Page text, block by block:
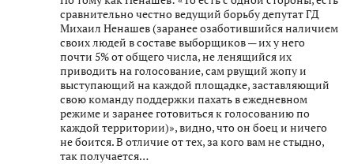
сравнительно честно ведущий борьбу депутат ГД
Михаил Ненашев (заранее озаботившийся наличием
своих людей в составе выборщиков — их у него
почти 5% от общего числа, не ленящийся их
приводить на голосование, сам рвущий жопу и
выступающий на каждой площадке, заставляющий
свою команду поддержки пахать в ежедневном
режиме и заранее готовиться к голосованию по
каждой территории)», видно, что он боец и ничего
не боится. В отличие от тех, за кого вам не стыдно,
так получается…